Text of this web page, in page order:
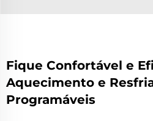
Fique Confortável e
Aquecimento e
Programáveis